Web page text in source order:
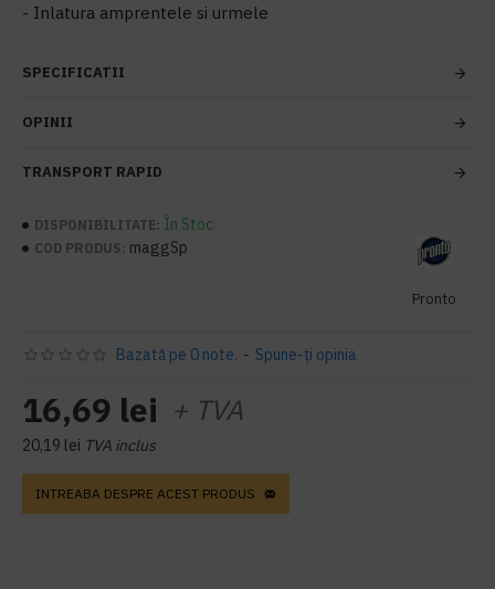
- Inlatura amprentele si urmele
SPECIFICATII
OPINII
TRANSPORT RAPID
DISPONIBILITATE: În Stoc
COD PRODUS: maggSp
Pronto
Bazată pe 0 note. - Spune-ţi opinia
16,69 lei + TVA
20,19 lei TVA inclus
INTREABA DESPRE ACEST PRODUS